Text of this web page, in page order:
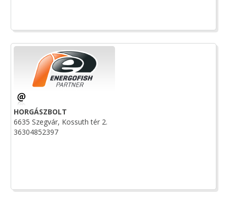
HORGÁSZBOLT
6635 Szegvár, Kossuth tér 2.
36304852397